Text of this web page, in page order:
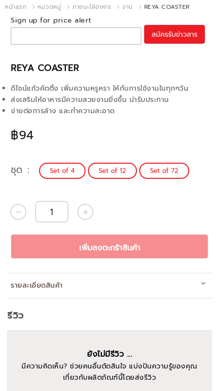
หน้าแรก หมวดหมู่ ภาชนะใส่อาหาร จาน REYA COASTER
REYA COASTER
฿94
ดีไซน์แก้วคัตติ้ง เพิ่มความหรูหรา ให้กับการใช้งานในทุกๆวัน
ส่งเสริมให้อาหารมีความสวยงามยิ่งขึ้น น่ารับประทาน
ง่ายต่อการล้าง และทำความสะอาด
Sign up for price alert
สมัครรับข่าวสาร
ชุด Set of 4 Set of 12 Set of 72
เพิ่มลงตะกร้าสินค้า
รายละเอียดสินค้า
รีวิว
ยังไม่มีรีวิว ...
มีความคิดเห็น? ช่วยคนอื่นตัดสินใจ แบ่งปันความรู้ของคุณ
เกี่ยวกับผลิตภัณฑ์นี้โดยส่งรีวิว